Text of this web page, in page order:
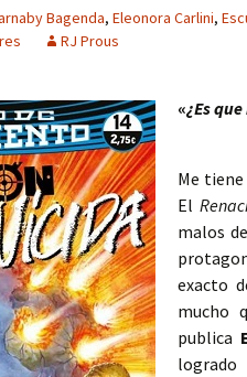
Bagenda, Eleonora Carlini,
RJ Prous
«¿Es
Me
El
malos
exacto
mucho
publica